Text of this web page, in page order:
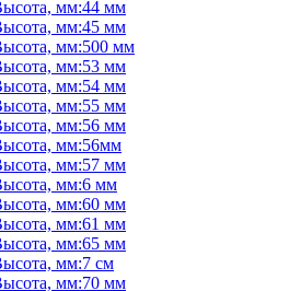
мм:44 мм
мм:45 мм
мм:500 мм
мм:53 мм
мм:54 мм
мм:55 мм
мм:56 мм
мм:56мм
мм:57 мм
мм:6 мм
мм:60 мм
мм:61 мм
мм:65 мм
мм:7 см
мм:70 мм